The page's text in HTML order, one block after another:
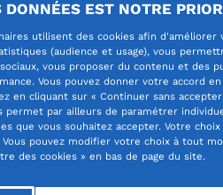
EST NOTRE
utilisent des cookies afin d'améliorer
(audience et usage), vous
vous proposer du contenu et des
Vous pouvez donner votre accord
en cliquant sur « Continuer sans
permet par ailleurs de paramétrer
que vous souhaitez accepter. Votre choix
pouvez modifier votre choix à tout
des cookies » en bas de page du site.